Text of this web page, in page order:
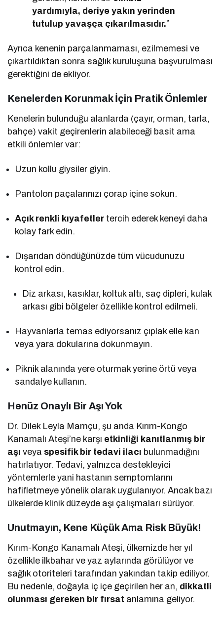
yardımıyla, deriye yakın yerinden
tutulup yavaşça çıkarılmasıdır.”
Ayrıca kenenin parçalanmaması, ezilmemesi ve
çıkartıldıktan sonra sağlık kuruluşuna başvurulması
gerektiğini de ekliyor.
Kenelerden Korunmak İçin Pratik Önlemler
Kenelerin bulunduğu alanlarda (çayır, orman, tarla,
bahçe) vakit geçirenlerin alabileceği basit ama
etkili önlemler var:
Uzun kollu giysiler giyin.
Pantolon paçalarınızı çorap içine sokun.
Açık renkli kıyafetler tercih ederek keneyi daha
kolay fark edin.
Dışarıdan döndüğünüzde tüm vücudunuzu
kontrol edin.
Diz arkası, kasıklar, koltuk altı, saç dipleri, kulak
arkası gibi bölgeler özellikle kontrol edilmeli.
Hayvanlarla temas ediyorsanız çıplak elle kan
veya yara dokularına dokunmayın.
Piknik alanında yere oturmak yerine örtü veya
sandalye kullanın.
Henüz Onaylı Bir Aşı Yok
Dr. Dilek Leyla Mamçu, şu anda Kırım-Kongo
Kanamalı Ateşi’ne karşı etkinliği kanıtlanmış bir
aşı veya spesifik bir tedavi ilacı bulunmadığını
hatırlatıyor. Tedavi, yalnızca destekleyici
yöntemlerle yani hastanın semptomlarını
hafifletmeye yönelik olarak uygulanıyor. Ancak bazı
ülkelerde klinik düzeyde aşı çalışmaları sürüyor.
Unutmayın, Kene Küçük Ama Risk Büyük!
Kırım-Kongo Kanamalı Ateşi, ülkemizde her yıl
özellikle ilkbahar ve yaz aylarında görülüyor ve
sağlık otoriteleri tarafından yakından takip ediliyor.
Bu nedenle, doğayla iç içe geçirilen her an, dikkatli
olunması gereken bir fırsat anlamına geliyor.